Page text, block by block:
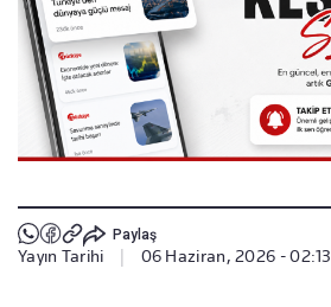
Paylaş
Yayın Tarihi 06 Haziran, 2026 - 02:13